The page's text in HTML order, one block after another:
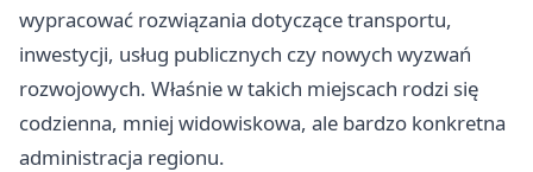
wypracować rozwiązania dotyczące transportu,
inwestycji, usług publicznych czy nowych wyzwań
rozwojowych. Właśnie w takich miejscach rodzi się
codzienna, mniej widowiskowa, ale bardzo konkretna
administracja regionu.